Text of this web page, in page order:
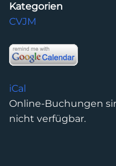
Kategorien
CVJM
iCal
Online-Buchungen
nicht verfügbar.